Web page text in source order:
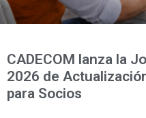
CADECOM lanza la
2026 de
para Socios